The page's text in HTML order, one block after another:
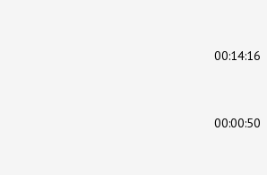
00:14:16
00:00:50